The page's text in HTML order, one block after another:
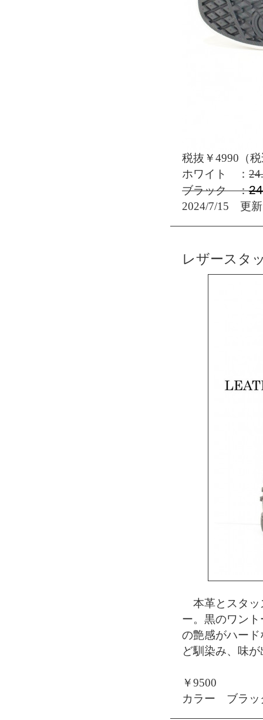
税抜￥4990（
ホワイト ：
ブラック ：
2024/7/15 更新
レザースタ
本革とスタッ
ー。黒のワン
の艶感がハー
ど馴染み、味
￥9500
カラー ブラ